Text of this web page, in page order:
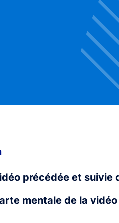
précédée et suivie
mentale de la vidéo